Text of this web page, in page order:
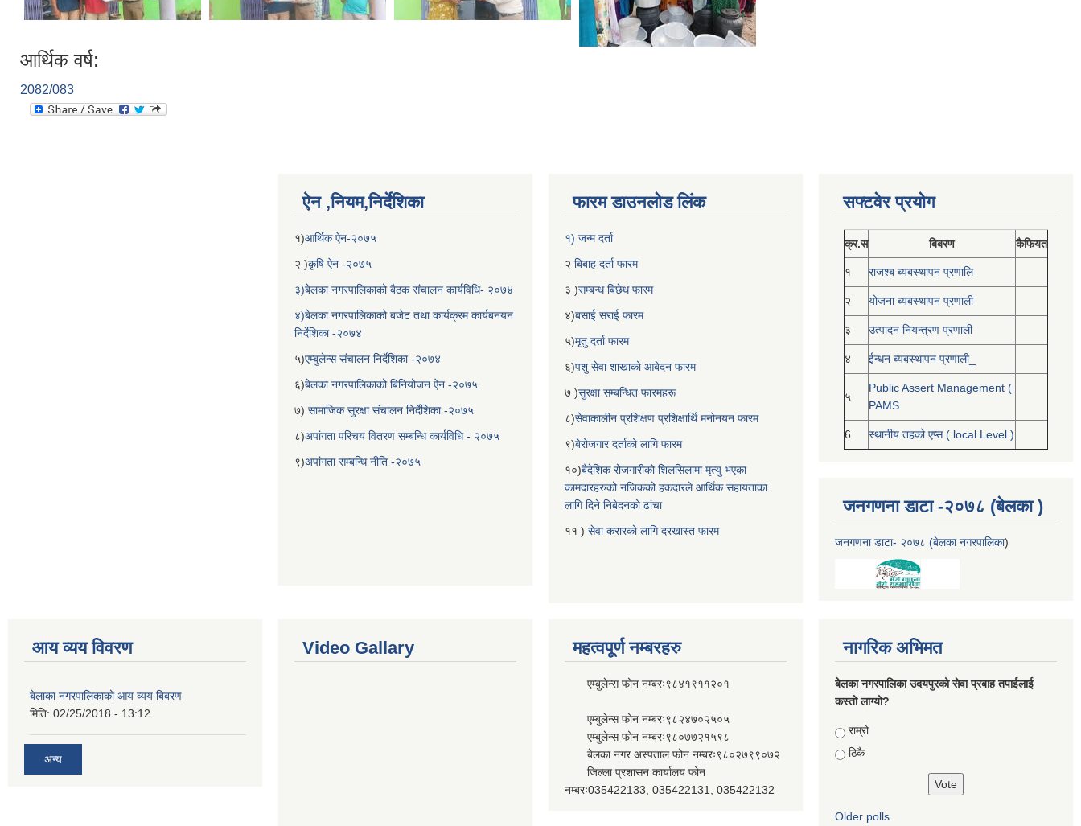
आर्थिक वर्ष:
2082/083
ऐन ,नियम,निर्देशिका
१)आर्थिक ऐन-२०७५
२ )कृषि ऐन -२०७५
३)बेलका नगरपालिकाको बैठक संचालन कार्यविधि- २०७४
४)बेलका नगरपालिकाको बजेट तथा कार्यक्रम कार्यबनयन
निर्देशिका -२०७४
५)एम्बुलेन्स संचालन निर्देशिका -२०७४
६)बेलका नगरपालिकाको बिनियोजन ऐन -२०७५
७) सामाजिक सुरक्षा संचालन निर्देशिका -२०७५
८)अपांगता परिचय वितरण सम्बन्धि कार्यविधि - २०७५
९)अपांगता सम्बन्धि नीति -२०७५
फारम डाउनलोड लिंक
१) जन्म दर्ता
२ बिबाह दर्ता फारम
३ )सम्बन्ध बिछेध फारम
४)बसाई सराई फारम
५)मृतु दर्ता फारम
६)पशु सेवा शाखाको आबेदन फारम
७ )सुरक्षा सम्बन्धित फारमहरू
८)सेवाकालीन प्रशिक्षण प्रशिक्षार्थि मनोनयन फारम
९)बेरोजगार दर्ताको लागि फारम
१०)बैदेशिक रोजगारीको शिलसिलामा मृत्यु भएका
कामदारहरुको नजिकको हकदारले आर्थिक सहायताका
लागि दिने निबेदनको ढांचा
११ ) सेवा करारको लागि दरखास्त फारम
सफ्टवेर प्रयोग
क्र.स बिबरण कैफियत
१ राजश्ब ब्यबस्थापन प्रणालि
२ योजना ब्यबस्थापन प्रणाली
३ उत्पादन नियन्त्रण प्रणाली
४ ईन्धन ब्यबस्थापन प्रणाली_
५
Public Assert Management (
PAMS
6 स्थानीय तहको एप्स ( local Level )
जनगणना डाटा -२०७८ (बेलका )
जनगणना डाटा- २०७८ (बेलका नगरपालिका)
आय व्यय विवरण
बेलाका नगरपालिकाको आय व्यय बिबरण
मिति: 02/25/2018 - 13:12
अन्य
Video Gallary महत्वपूर्ण नम्बरहरु
एम्बुलेन्स फोन नम्बरः९८४१९११२०१
एम्बुलेन्स फोन नम्बरः९८२४७०२५०५
एम्बुलेन्स फोन नम्बरः९८०७७२१५९८
बेलका नगर अस्पताल फोन नम्बरः९८०२७९९०७२
जिल्ला प्रशासन कार्यालय फोन
नम्बरः035422133, 035422131, 035422132
नागरिक अभिमत
बेलका नगरपालिका उदयपुरको सेवा प्रबाह तपाईलाई
कस्तो लाग्यो?
Choices
राम्रो
ठिकै
Older polls